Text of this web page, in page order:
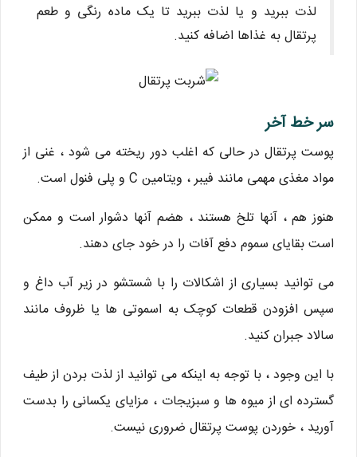
لذت ببرید و یا لذت ببرید تا یک ماده رنگی و طعم
پرتقال به غذاها اضافه کنید.
سر خط آخر
پوست پرتقال در حالی که اغلب دور ریخته می شود ، غنی از
مواد مغذی مهمی مانند فیبر ، ویتامین C و پلی فنول است.
هنوز هم ، آنها تلخ هستند ، هضم آنها دشوار است و ممکن
است بقایای سموم دفع آفات را در خود جای دهند.
می توانید بسیاری از اشکالات را با شستشو در زیر آب داغ و
سپس افزودن قطعات کوچک به اسموتی ها یا ظروف مانند
سالاد جبران کنید.
با این وجود ، با توجه به اینکه می توانید از لذت بردن از طیف
گسترده ای از میوه ها و سبزیجات ، مزایای یکسانی را بدست
آورید ، خوردن پوست پرتقال ضروری نیست.